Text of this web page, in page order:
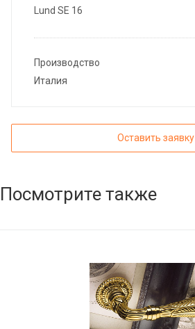
Lund SE 16
Производство
Италия
Оставить заявку
Посмотрите также